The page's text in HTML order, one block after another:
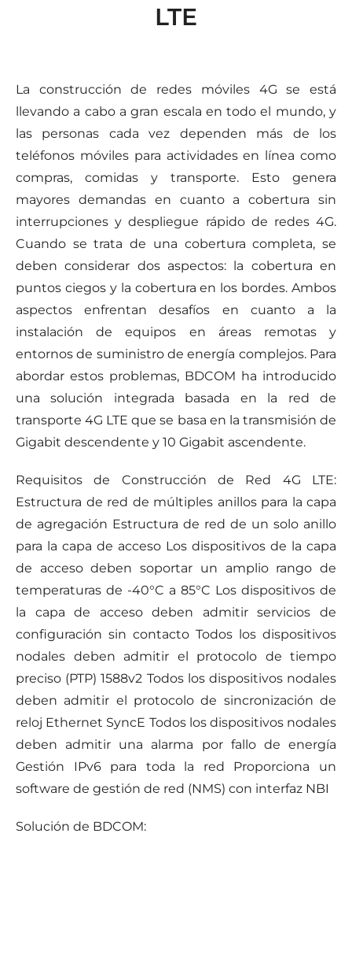
LTE
La construcción de redes móviles 4G se está
llevando a cabo a gran escala en todo el mundo, y
las personas cada vez dependen más de los
teléfonos móviles para actividades en línea como
compras, comidas y transporte. Esto genera
mayores demandas en cuanto a cobertura sin
interrupciones y despliegue rápido de redes 4G.
Cuando se trata de una cobertura completa, se
deben considerar dos aspectos: la cobertura en
puntos ciegos y la cobertura en los bordes. Ambos
aspectos enfrentan desafíos en cuanto a la
instalación de equipos en áreas remotas y
entornos de suministro de energía complejos. Para
abordar estos problemas, BDCOM ha introducido
una solución integrada basada en la red de
transporte 4G LTE que se basa en la transmisión de
Gigabit descendente y 10 Gigabit ascendente.
Requisitos de Construcción de Red 4G LTE:
Estructura de red de múltiples anillos para la capa
de agregación Estructura de red de un solo anillo
para la capa de acceso Los dispositivos de la capa
de acceso deben soportar un amplio rango de
temperaturas de -40°C a 85°C Los dispositivos de
la capa de acceso deben admitir servicios de
configuración sin contacto Todos los dispositivos
nodales deben admitir el protocolo de tiempo
preciso (PTP) 1588v2 Todos los dispositivos nodales
deben admitir el protocolo de sincronización de
reloj Ethernet SyncE Todos los dispositivos nodales
deben admitir una alarma por fallo de energía
Gestión IPv6 para toda la red Proporciona un
software de gestión de red (NMS) con interfaz NBI
Solución de BDCOM: